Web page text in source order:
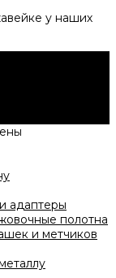
у наших
адаптеры
полотна
и метчиков